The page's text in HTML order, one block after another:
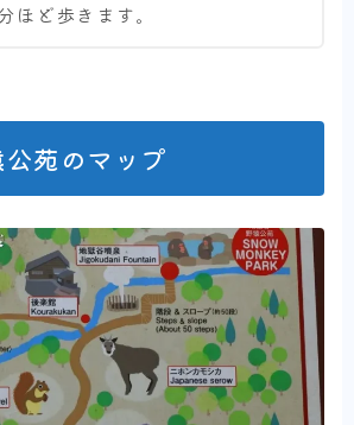
ほど歩きます。
苑のマップ